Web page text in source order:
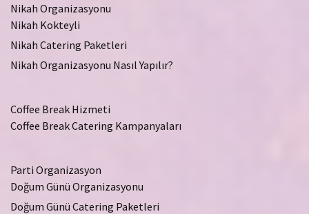
Nikah Organizasyonu
Nikah Kokteyli
Nikah Catering Paketleri
Nikah Organizasyonu Nasıl Yapılır?
Coffee Break Hizmeti
Coffee Break Catering Kampanyaları
Parti Organizasyon
Doğum Günü Organizasyonu
Doğum Günü Catering Paketleri